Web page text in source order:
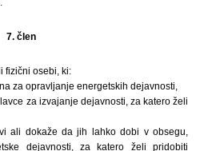
7. člen
fizični osebi, ki:
za opravljanje energetskih dejavnosti,
za izvajanje dejavnosti, za katero želi
ali dokaže da jih lahko dobi v obsegu,
dejavnosti, za katero želi pridobiti